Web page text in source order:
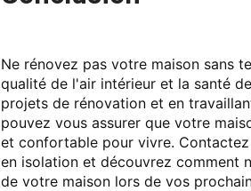
Ne rénovez pas votre maison sans
qualité de l'air intérieur et la santé
projets de rénovation et en
pouvez vous assurer que votre
et confortable pour vivre.
en isolation et découvrez comment
de votre maison lors de vos